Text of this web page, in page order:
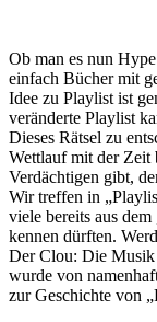
Ob man es nun
einfach Bücher mit
Idee zu Playlist ist
veränderte Playlist
Dieses Rätsel zu
Wettlauf mit der Zeit
Verdächtigen gibt,
Wir treffen in
viele bereits aus
kennen dürften.
Der Clou: Die
wurde von
zur Geschichte von